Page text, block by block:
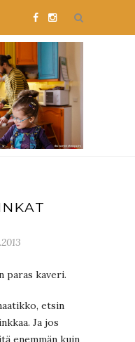
paras kaveri.
etsin
Ja jos